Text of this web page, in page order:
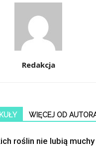
Redakcja
WIĘCEJ OD
roślin nie lubią